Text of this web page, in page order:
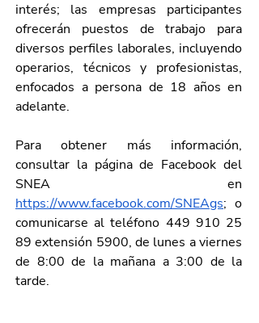
interés; las empresas participantes
ofrecerán puestos de trabajo para
diversos perfiles laborales, incluyendo
operarios, técnicos y profesionistas,
enfocados a persona de 18 años en
adelante.
Para obtener más información,
consultar la página de Facebook del
https://www.facebook.com/SNEAgs; o
comunicarse al teléfono 449 910 25
89 extensión 5900, de lunes a viernes
de 8:00 de la mañana a 3:00 de la
tarde.